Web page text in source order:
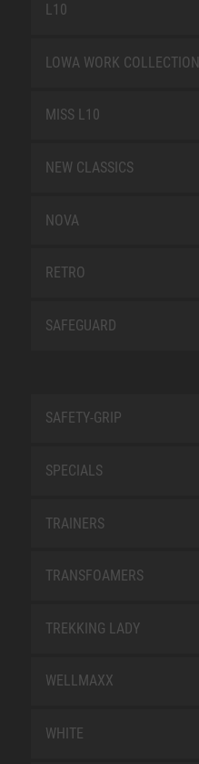
L10
LOWA WORK COLLECTION
MISS L10
NEW CLASSICS
NOVA
RETRO
SAFEGUARD
SAFETY-GRIP
SPECIALS
TRAINERS
TRANSFOAMERS
TREKKING LADY
WELLMAXX
WHITE